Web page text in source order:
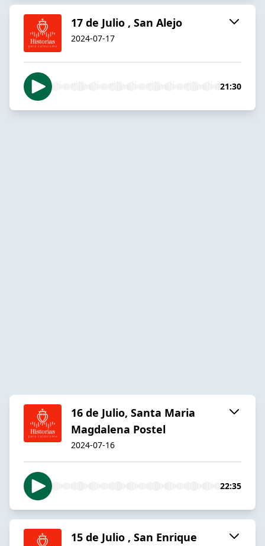
17 de Julio , San Alejo
2024-07-17
21:30
16 de Julio, Santa Maria
Magdalena Postel
2024-07-16
22:35
15 de Julio , San Enrique